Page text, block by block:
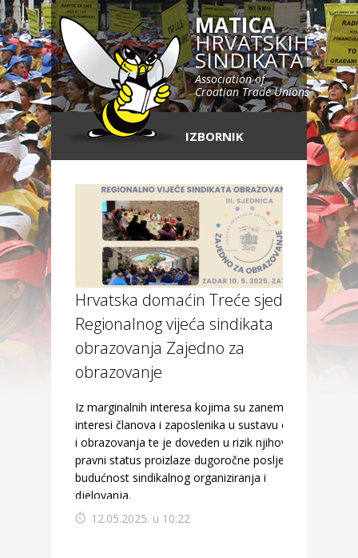
MATICA
HRVATSKIH
SINDIKATA
Association of
Croatian Trade Unions
IZBORNIK
Hrvatska domaćin Treće sjednice
Regionalnog vijeća sindikata
obrazovanja Zajedno za
obrazovanje
Iz marginalnih interesa kojima su zanemareni
interesi članova i zaposlenika u sustavu odgoja
i obrazovanja te je doveden u rizik njihov radno
pravni status proizlaze dugoročne posljedice na
budućnost sindikalnog organiziranja i
djelovanja.
12.05.2025. u 10:22